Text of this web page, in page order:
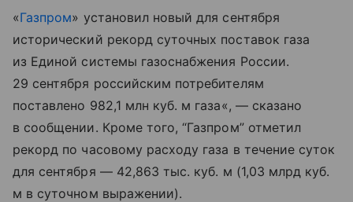
«Газпром» установил новый для сентября
исторический рекорд суточных поставок газа
из Единой системы газоснабжения России.
29 сентября российским потребителям
поставлено 982,1 млн куб. м газа«, — сказано
в сообщении. Кроме того, “Газпром” отметил
рекорд по часовому расходу газа в течение суток
для сентября — 42,863 тыс. куб. м (1,03 млрд куб.
м в суточном выражении).